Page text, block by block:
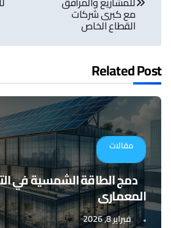
مع كبرى شركات
القطاع الخاص
Related Post
مقالات
دمج الطاقة الشمسية في
المعماري
فبراير 8, 2026